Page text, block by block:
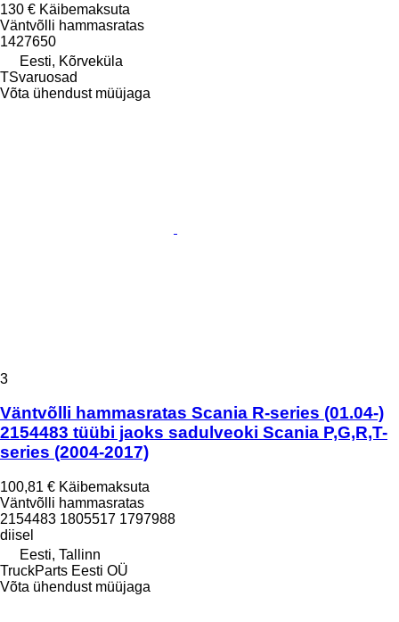
130 € Käibemaksuta
Väntvõlli hammasratas
1427650
Eesti, Kõrveküla
TSvaruosad
Võta ühendust müüjaga
3
Väntvõlli hammasratas Scania R-series (01.04-)
2154483 tüübi jaoks sadulveoki Scania P,G,R,T-
series (2004-2017)
100,81 € Käibemaksuta
Väntvõlli hammasratas
2154483 1805517 1797988
diisel
Eesti, Tallinn
TruckParts Eesti OÜ
Võta ühendust müüjaga